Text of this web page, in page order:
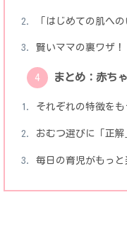
「はじめての肌へ
賢いママの裏ワザ
まとめ：赤ち
それぞれの特徴をも
おむつ選びに「正
毎日の育児がもっ